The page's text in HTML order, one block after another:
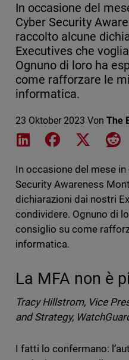
In occasione del
Cyber Security
raccolto alcune
Executives che
Ognuno di loro ha
come rafforzare le
informatica.
23 Oktober 2023 Von The
Share on LinkedIn
Share onShare on
In occasione del mese
Security Awareness
dichiarazioni dai nostri
condividere. Ognuno di
consiglio su come
informatica.
La MFA non è
Tracy Hillstrom, Vice
and Strategy,
I fatti lo confermano: